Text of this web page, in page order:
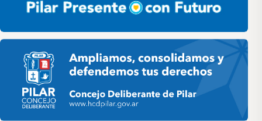
Pilar HCD